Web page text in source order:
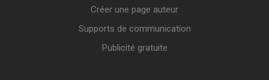
Créer une page auteur
Supports de communication
Publicité gratuite